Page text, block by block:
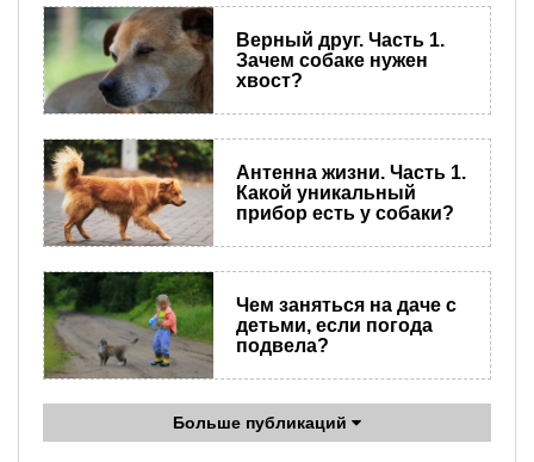
​Верный друг. Часть 1.
Зачем собаке нужен
хвост?
​Антенна жизни. Часть 1.
Какой уникальный
прибор есть у собаки?
Чем заняться на даче с
детьми, если погода
подвела?
Больше публикаций